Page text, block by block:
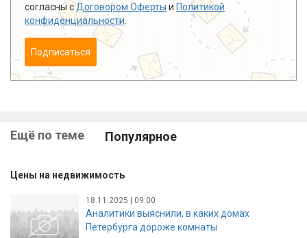
согласны сДоговором Оферты и Политикой
конфиденциальности
Подписаться
Ещё по теме Популярное
Цены на недвижимость
18.11.2025 | 09:00
Аналитики выяснили, в каких домах
Петербурга дороже комнаты